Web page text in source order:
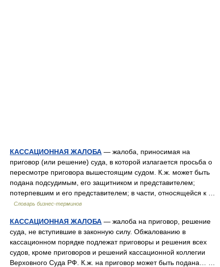
КАССАЦИОННАЯ ЖАЛОБА — жалоба, приносимая на
приговор (или решение) суда, в которой излагается просьба о
пересмотре приговора вышестоящим судом. К.ж. может быть
подана подсудимым, его защитником и представителем;
потерпевшим и его представителем; в части, относящейся к …
Словарь бизнес-терминов
КАССАЦИОННАЯ ЖАЛОБА — жалоба на приговор, решение
суда, не вступившие в законную силу. Обжалованию в
кассационном порядке подлежат приговоры и решения всех
судов, кроме приговоров и решений кассационной коллегии
Верховного Суда РФ. К.ж. на приговор может быть подана… …